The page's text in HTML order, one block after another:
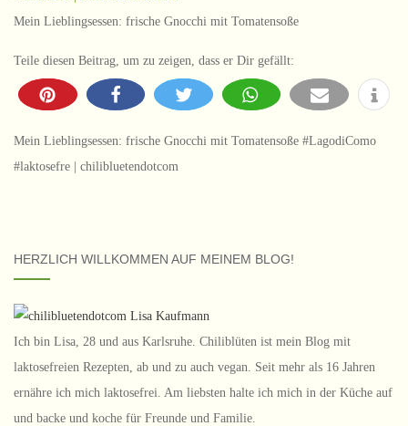
Mein Lieblingsessen: frische Gnocchi mit Tomatensoße
Teile diesen Beitrag, um zu zeigen, dass er Dir gefällt:
Mein Lieblingsessen: frische Gnocchi mit Tomatensoße #LagodiComo
#laktosefre | chilibluetendotcom
HERZLICH WILLKOMMEN AUF MEINEM BLOG!
Ich bin Lisa, 28 und aus Karlsruhe. Chiliblüten ist mein Blog mit
laktosefreien Rezepten, ab und zu auch vegan. Seit mehr als 16 Jahren
ernähre ich mich laktosefrei. Am liebsten halte ich mich in der Küche auf
und backe und koche für Freunde und Familie.